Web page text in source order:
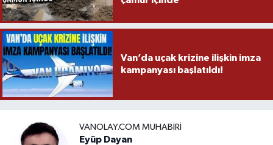
Van’da uçak krizine ilişkin imza
kampanyası başlatıldı!
VANOLAY.COM MUHABIRI
Eyüp Dayan